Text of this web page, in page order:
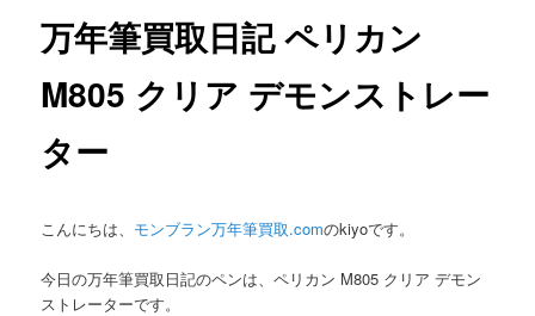
万年筆買取日記 ペリカン
M805 クリア デモンストレー
ター
こんにちは、 モンブラン万年筆買取.comのkiyoです。
今日の万年筆買取日記のペンは、ペリカン M805 クリア デモン
ストレーターです。